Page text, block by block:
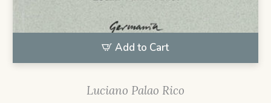
Add to Cart
Luciano Palao Rico